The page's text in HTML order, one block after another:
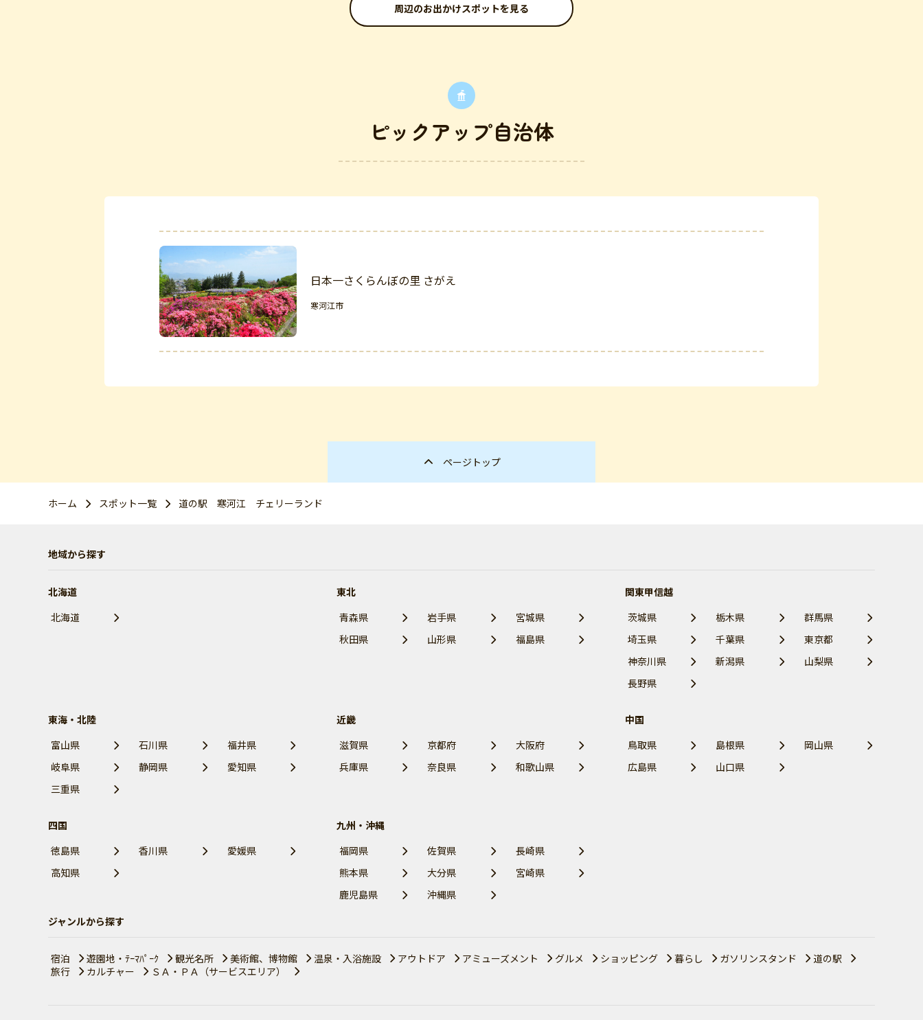
周辺のお出かけスポットを見る
ピックアップ自治体
日本一さくらんぼの里 さがえ
寒河江市
ページトップ
ホーム スポット一覧 道の駅 寒河江 チェリーランド
地域から探す
北海道
北海道
東北
青森県
岩手県
宮城県
秋田県
山形県 福島県
関東甲信越
茨城県
栃木県
群馬県
埼玉県
千葉県
東京都
神奈川県
新潟県
山梨県
長野県
東海・北陸
富山県
石川県
福井県
岐阜県
静岡県
愛知県
三重県
近畿
滋賀県
京都府
大阪府
兵庫県
奈良県 和歌山県
中国
鳥取県
島根県
岡山県
広島県
山口県
四国
徳島県
香川県
愛媛県
高知県
九州・沖縄
福岡県
佐賀県
長崎県
熊本県
大分県
宮崎県
鹿児島県
沖縄県
ジャンルから探す
宿泊 遊園地・ﾃｰﾏﾊﾟｰｸ 観光名所 美術館、博物館 温泉・入浴施設 アウトドア アミューズメント グルメ ショッピング 暮らし ガソリンスタンド
道の駅
旅行
カルチャー ＳＡ・ＰＡ（サービスエリア）